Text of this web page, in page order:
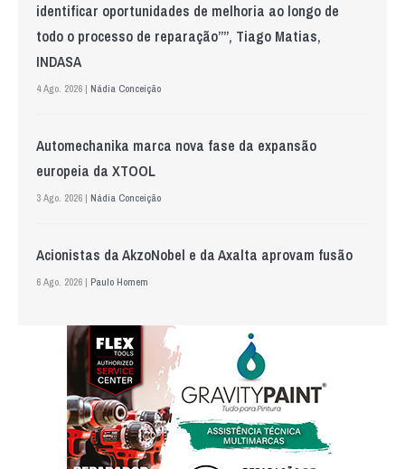
identificar oportunidades de melhoria ao longo de
todo o processo de reparação””, Tiago Matias,
INDASA
4 Ago. 2026 | Nádia Conceição
Automechanika marca nova fase da expansão
europeia da XTOOL
3 Ago. 2026 | Nádia Conceição
Acionistas da AkzoNobel e da Axalta aprovam fusão
6 Ago. 2026 | Paulo Homem